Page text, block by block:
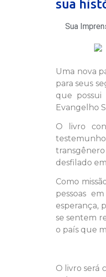
sua
Sua
Uma nova
para seus
que possui
Evangelho
O livro
desfilado
Como
pessoas
esperança,
se sentem
o país que
O livro será